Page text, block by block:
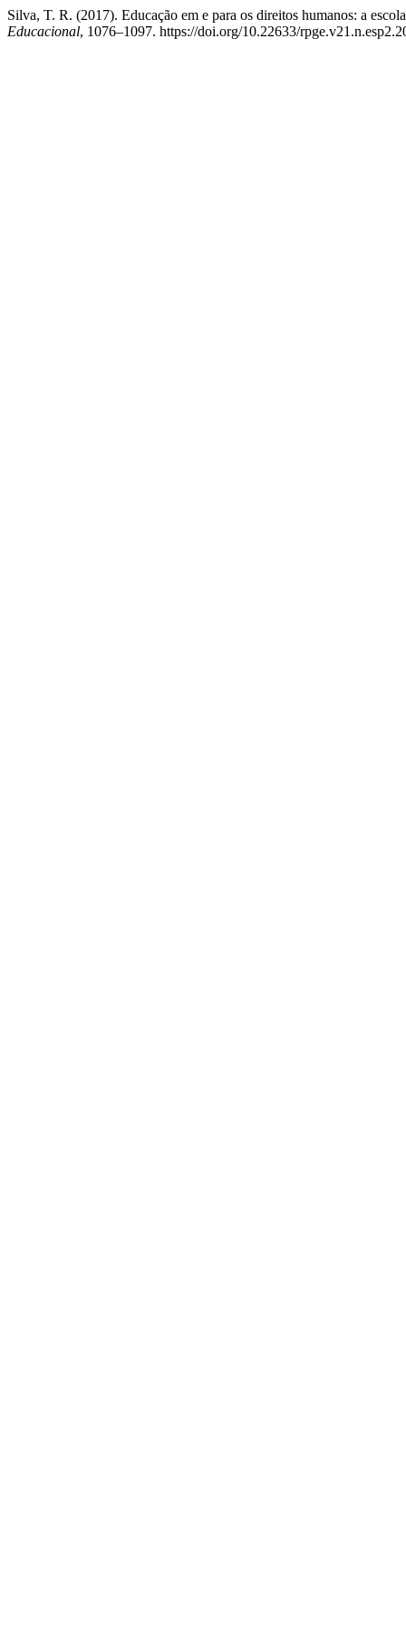
Silva, T. R. (2017). Educação em e para os direitos humanos: a
Educacional, 1076–1097. https://doi.org/10.22633/